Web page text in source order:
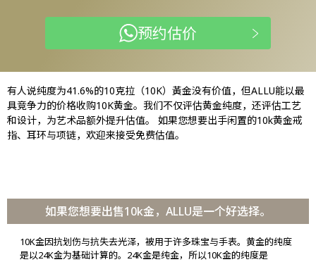
预约估价
有人说纯度为41.6%的10克拉（10K）黃金没有价值，但ALLU能以最
具竞争力的价格收购10K黄金。我们不仅评估黄金纯度，还评估工艺
和设计，为艺术品额外提升估值。 如果您想要出手闲置的10k黄金戒
指、耳环与项链，欢迎来接受免费估值。
如果您想要出售10k金，ALLU是一个好选择。
10K金因抗划伤与抗失去光泽，被用于许多珠宝与手表。黄金的纯度
是以24K金为基础计算的。24K金是纯金，所以10K金的纯度是